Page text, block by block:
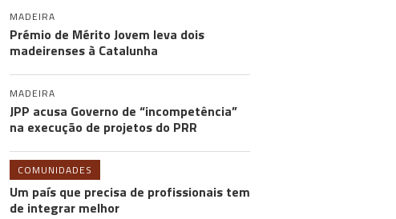
MADEIRA
Prémio de Mérito Jovem leva dois
madeirenses à Catalunha
MADEIRA
JPP acusa Governo de “incompetência”
na execução de projetos do PRR
COMUNIDADES
Um país que precisa de profissionais tem
de integrar melhor